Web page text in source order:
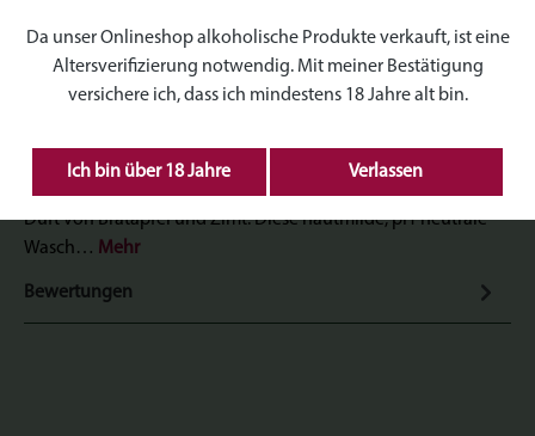
Beschreibung
Duft von Bratapfel und Zimt. Diese hautmilde, pH-neutrale
Wasch… Mehr
Bewertungen
Da unser Onlineshop alkoholische Produkte verkauft, ist eine
Altersverifizierung notwendig. Mit meiner Bestätigung
versichere ich, dass ich mindestens 18 Jahre alt bin.
Ich bin über 18 Jahre Verlassen